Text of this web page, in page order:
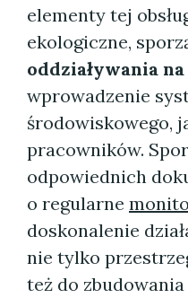
elementy tej
ekologiczne,
oddziaływania
wprowadzenie
środowiskowego,
pracowników.
odpowiednich
o regularne
doskonalenie
nie tylko
też do